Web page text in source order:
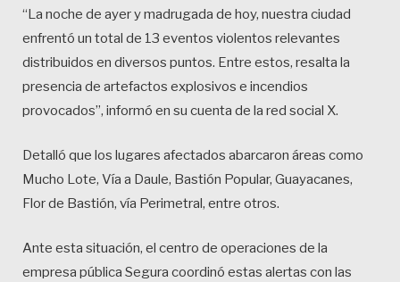
“La noche de ayer y madrugada de hoy, nuestra ciudad
enfrentó un total de 13 eventos violentos relevantes
distribuidos en diversos puntos. Entre estos, resalta la
presencia de artefactos explosivos e incendios
provocados”, informó en su cuenta de la red social X.
Detalló que los lugares afectados abarcaron áreas como
Mucho Lote, Vía a Daule, Bastión Popular, Guayacanes,
Flor de Bastión, vía Perimetral, entre otros.
Ante esta situación, el centro de operaciones de la
empresa pública Segura coordinó estas alertas con las